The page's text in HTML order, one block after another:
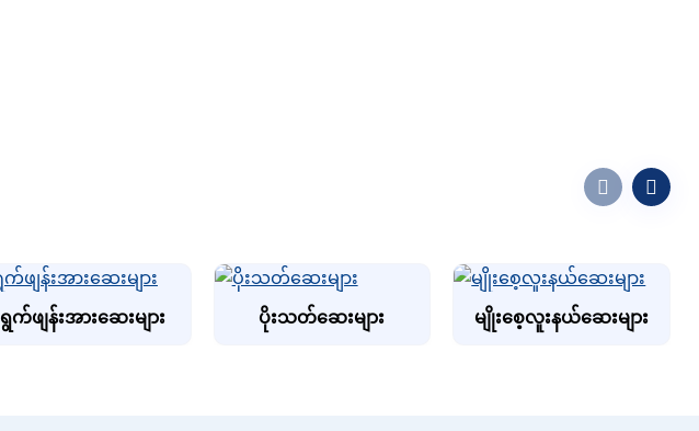
ရွက်ဖျန်းအားဆေးများ ပိုးသတ်ဆေးများ မျိုးစေ့လူးနယ်ဆေးများ